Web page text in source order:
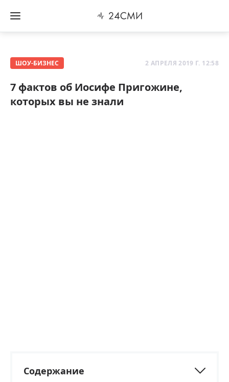
ШОУ-БИЗНЕС 2 АПРЕЛЯ 2019 Г. 12:58
7 фактов об Иосифе Пригожине,
которых вы не знали
Содержание